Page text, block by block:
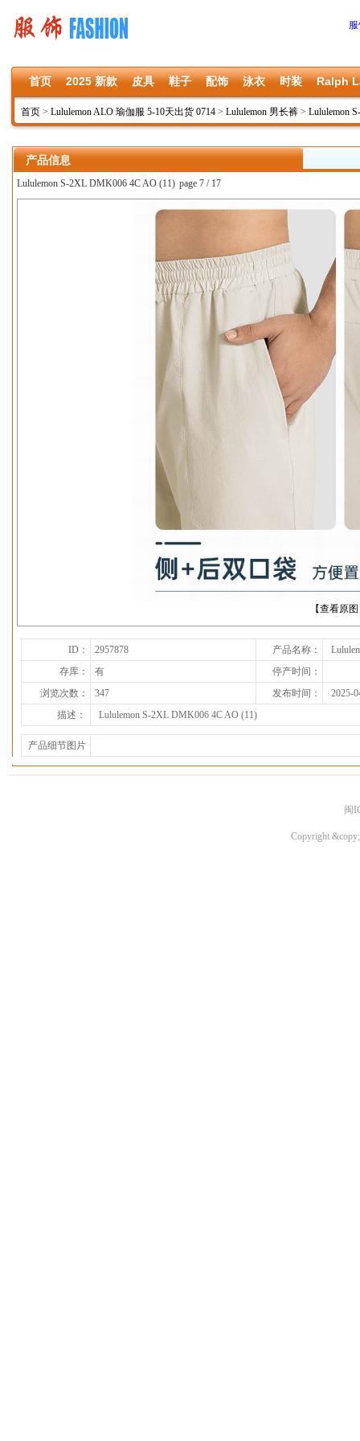
首页 2025 新款 皮具 鞋子 配饰 泳衣 时装 Ralph
首页 > Lululemon ALO 瑜伽服 5-10天出货 0714 > Lululemon 男长裤 > Lululemon
产品信息
Lululemon S-2XL DMK006 4C AO (11) page 7 / 17
【查看原
下一张
ID： 2957878 产品名称：
存库：
有
停产时间：
浏览次数：
347 发布时间：
2025-
描述：
Lululemon S-2XL DMK006 4C AO (11)
产品细节图片
闽
Copyright